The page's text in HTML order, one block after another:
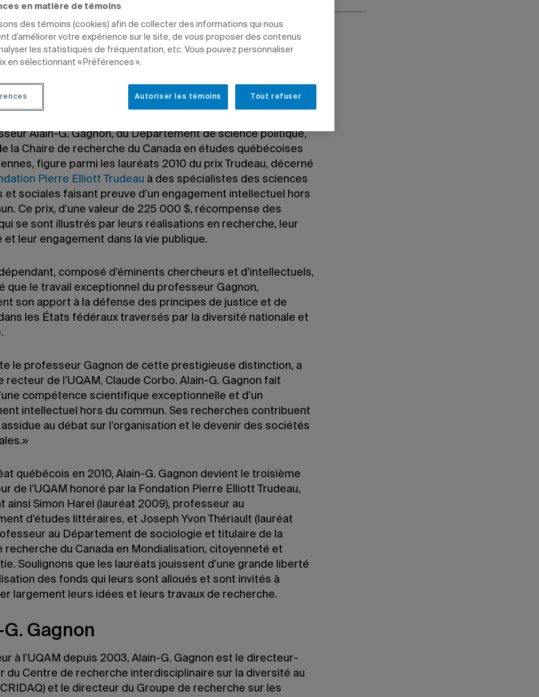
2010 à 20 h 09
7 juin 2022 à 12 h 29
Alain-G. Gagnon, du Département de science politique,
la Chaire de recherche du Canada en études québécoises
figure parmi les lauréats 2010 du prix Trudeau, décerné
Pierre Elliott Trudeau à des spécialistes des sciences
et sociales faisant preuve d’un engagement intellectuel hors
Ce prix, d’une valeur de 225 000 $, récompense des
se sont illustrés par leurs réalisations en recherche, leur
et leur engagement dans la vie publique.
composé d’éminents chercheurs et d’intellectuels,
que le travail exceptionnel du professeur Gagnon,
son apport à la défense des principes de justice et de
les États fédéraux traversés par la diversité nationale et
le professeur Gagnon de cette prestigieuse distinction, a
recteur de l’UQAM, Claude Corbo. Alain-G. Gagnon fait
compétence scientifique exceptionnelle et d’un
intellectuel hors du commun. Ses recherches contribuent
au débat sur l’organisation et le devenir des sociétés
québécois en 2010, Alain-G. Gagnon devient le troisième
de l’UQAM honoré par la Fondation Pierre Elliott Trudeau,
ainsi Simon Harel (lauréat 2009), professeur au
d’études littéraires, et Joseph Yvon Thériault (lauréat
au Département de sociologie et titulaire de la
recherche du Canada en Mondialisation, citoyenneté et
Soulignons que les lauréats jouissent d’une grande liberté
des fonds qui leurs sont alloués et sont invités à
largement leurs idées et leurs travaux de recherche.
Gagnon
à l’UQAM depuis 2003, Alain-G. Gagnon est le directeur-
du Centre de recherche interdisciplinaire sur la diversité au
et le directeur du Groupe de recherche sur les
en matière de témoins
des témoins (cookies) afin de collecter des informations qui nous
d’améliorer votre expérience sur le site, de vous proposer des contenus
les statistiques de fréquentation, etc. Vous pouvez personnaliser
en sélectionnant « Préférences ».
Tout refuser
Autoriser les témoins